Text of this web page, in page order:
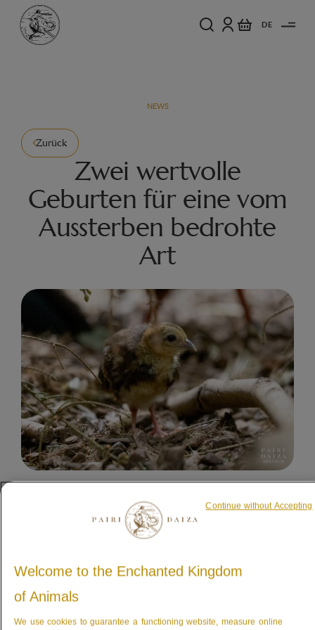
DE
NEWS
Zurück
Zwei wertvolle
Geburten für eine vom
Aussterben bedrohte
Art
TIERE UND NATURSCHUTZ
Hoffnung für den
Vietnamfasan
Mitte April durfte Pairi Daiza die Geburt
Welcome to the Enchanted Kingdom
of Animals
We use cookies to guarantee a functioning website, measure online
Continue without Accepting